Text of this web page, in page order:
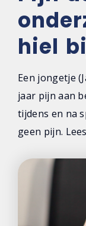
Contact
hiel
Een jongetje
jaar pijn aan
tijdens en na
geen pijn.